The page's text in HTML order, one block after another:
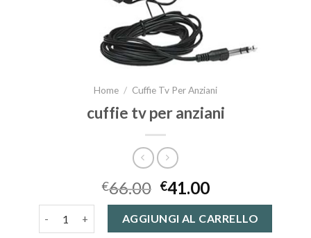
Home / Cuffie Tv Per Anziani
cuffie tv per anziani
€66.00 €41.00
cuffie tv per anziani quantitàAGGIUNGI AL CARRELLO